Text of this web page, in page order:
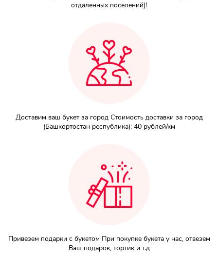
отдаленных поселений)!
Доставим ваш букет за город Стоимость доставки за город
(Башкортостан республика): 40 рублей/км
Привезем подарки с букетом При покупке букета у нас, отвезем
Ваш подарок, тортик и т.д